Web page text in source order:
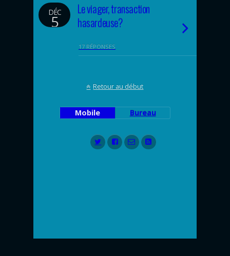
DÉC
5
Le viager, transaction
hasardeuse?
17 RÉPONSES
Retour au début
Mobile Bureau